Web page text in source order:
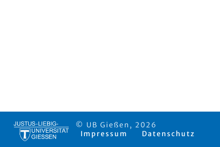
© UB Gießen, 2026
Impressum
Datenschutz